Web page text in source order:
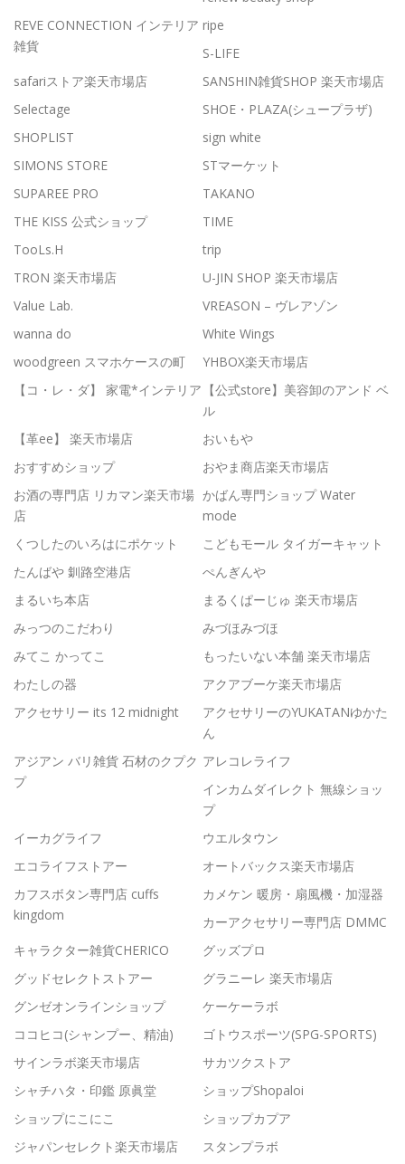
REVE CONNECTION インテリア
雑貨
ripe
S-LIFE
safariストア楽天市場店
SANSHIN雑貨SHOP 楽天市場店
Selectage
SHOE・PLAZA(シュープラザ)
SHOPLIST
sign white
SIMONS STORE
STマーケット
SUPAREE PRO
TAKANO
THE KISS 公式ショップ
TIME
TooLs.H
trip
TRON 楽天市場店
U-JIN SHOP 楽天市場店
Value Lab.
VREASON – ヴレアゾン
wanna do
White Wings
woodgreen スマホケースの町
YHBOX楽天市場店
【コ・レ・ダ】 家電*インテリア 【公式store】美容卸のアンド ベ
ル
【革ee】 楽天市場店
おいもや
おすすめショップ
おやま商店楽天市場店
お酒の専門店 リカマン楽天市場
店
かばん専門ショップ Water
mode
くつしたのいろはにポケット
こどもモール タイガーキャット
たんばや 釧路空港店
ぺんぎんや
まるいち本店
まるくぱーじゅ 楽天市場店
みっつのこだわり
みづほみづほ
みてこ かってこ
もったいない本舗 楽天市場店
わたしの器
アクアブーケ楽天市場店
アクセサリー its 12 midnight
アクセサリーのYUKATANゆかた
ん
アジアン バリ雑貨 石材のクプク
プ
アレコレライフ
インカムダイレクト 無線ショッ
プ
イーカグライフ
ウエルタウン
エコライフストアー
オートバックス楽天市場店
カフスボタン専門店 cuffs
kingdom
カメケン 暖房・扇風機・加湿器
カーアクセサリー専門店 DMMC
キャラクター雑貨CHERICO
グッズプロ
グッドセレクトストアー
グラニーレ 楽天市場店
グンゼオンラインショップ
ケーケーラボ
ココヒコ(シャンプー、精油)
ゴトウスポーツ(SPG-SPORTS)
サインラボ楽天市場店
サカツクストア
シャチハタ・印鑑 原眞堂
ショップShopaloi
ショップにこにこ
ショップカプア
ジャパンセレクト楽天市場店
スタンプラボ